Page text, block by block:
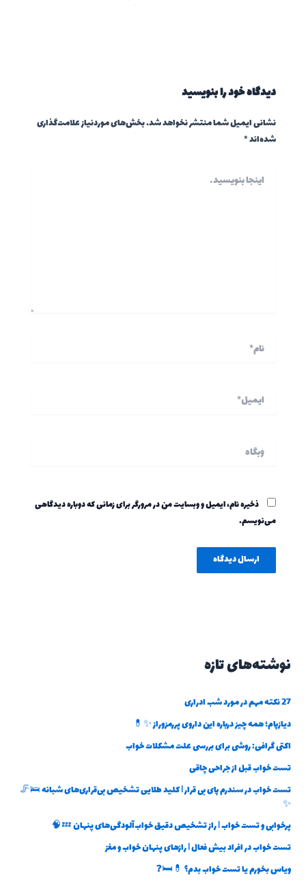
دیدگاه‌ خود را بنویسید
نشانی ایمیل شما منتشر نخواهد شد.بخش‌های موردنیاز علامت‌گذاری
شده‌اند*
بنویسید…
ایمیل*
ذخیره نام، ایمیل و وبسایت من در مرورگر برای زمانی که دوباره دیدگاهی
می‌نویسم.
نوشته‌های تازه
27 نکته مهم در مورد شب ادراری
دیازپام؛ همه چیز درباره این داروی پررمزوراز ✨💊
اکتی گرافی: روشی برای بررسی علت مشکلات خواب
تست خواب قبل از جراحی چاقی
تست خواب در سندرم پای بی قرار | کلید طلایی تشخیص بی‌قراری‌های شبانه 🛌🦵
✨
پرخوابی و تست خواب | راز تشخیص دقیق خواب‌آلودگی‌های پنهان 💤🧠
تست خواب در افراد بیش فعال | رازهای پنهان خواب و مغز
ویاس بخورم یا تست خواب بدم؟ 💊🛏️❓